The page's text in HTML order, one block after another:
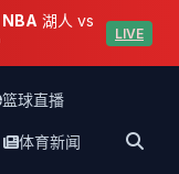
NBA 湖人 vs
LIVE
篮球直播
体育新闻